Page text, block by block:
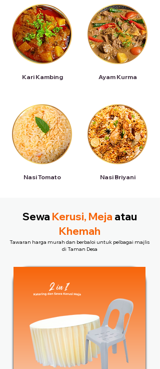
Kari Kambing
Nasi Tomato
Ayam Kurma
Nasi Briyani
Sewa Kerusi, Meja atau
Khemah
Tawaran harga murah dan berbaloi untuk pelbagai majlis
di Taman Desa